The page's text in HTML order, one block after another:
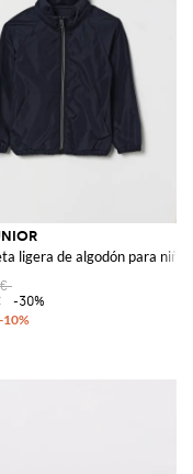
de pico y bordes
ligera de algodón para
-30%